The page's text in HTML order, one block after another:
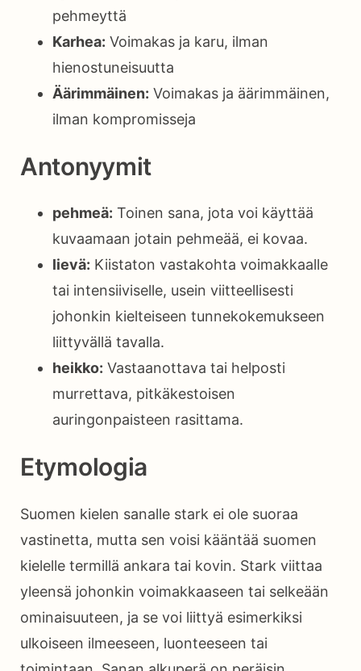
pehmeyttä
Karhea: Voimakas ja karu, ilman
hienostuneisuutta
Äärimmäinen: Voimakas ja äärimmäinen,
ilman kompromisseja
Antonyymit
pehmeä: Toinen sana, jota voi käyttää
kuvaamaan jotain pehmeää, ei kovaa.
lievä: Kiistaton vastakohta voimakkaalle
tai intensiiviselle, usein viitteellisesti
johonkin kielteiseen tunnekokemukseen
liittyvällä tavalla.
heikko: Vastaanottava tai helposti
murrettava, pitkäkestoisen
auringonpaisteen rasittama.
Etymologia
Suomen kielen sanalle stark ei ole suoraa
vastinetta, mutta sen voisi kääntää suomen
kielelle termillä ankara tai kovin. Stark viittaa
yleensä johonkin voimakkaaseen tai selkeään
ominaisuuteen, ja se voi liittyä esimerkiksi
ulkoiseen ilmeeseen, luonteeseen tai